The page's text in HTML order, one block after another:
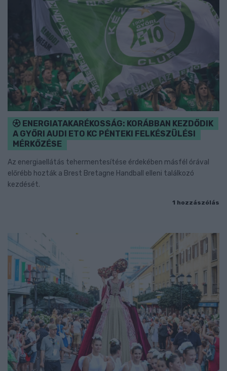
ENERGIATAKARÉKOSSÁG: KORÁBBAN KEZDŐDIK
A GYŐRI AUDI ETO KC PÉNTEKI FELKÉSZÜLÉSI
MÉRKŐZÉSE
Az energiaellátás tehermentesítése érdekében másfél órával
előrébb hozták a Brest Bretagne Handball elleni találkozó
kezdését.
1 hozzászólás